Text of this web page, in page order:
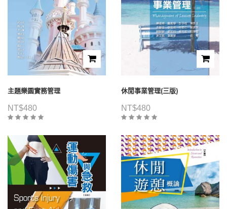
主題樂園實務管理
NT$480
休閒事業管理(三版)
NT$480